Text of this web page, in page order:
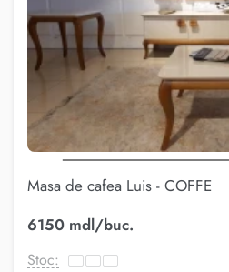
Masa de cafea Luis - COFFE
6150 mdl/buc.
Stoc: